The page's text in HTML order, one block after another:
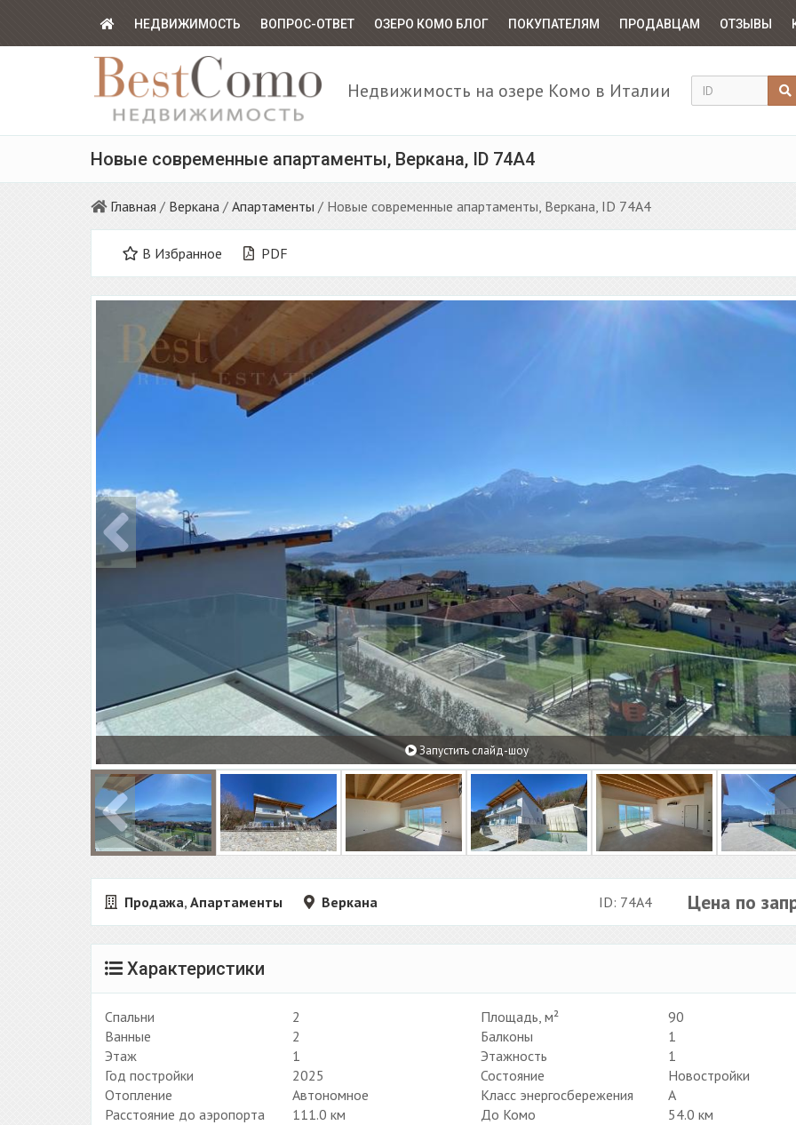
НЕДВИЖИМОСТЬ ВОПРОС-ОТВЕТ ОЗЕРО КОМО БЛОГ ПОКУПАТЕЛЯМ ПРОДАВЦАМ ОТЗЫВЫ
Недвижимость на озере Комо в Италии
Новые современные апартаменты, Веркана, ID 74A4
Главная / Веркана / Апартаменты / Новые современные апартаменты, Веркана, ID 74A4
В Избранное PDF
Запустить слайд-шоу
Продажа, Апартаменты Веркана Цена по
ID: 74A4
Характеристики
Спальни 2 Площадь, м²
90
Ванные
2 Балконы
1
Этаж
1 Этажность
1
Год постройки
2025 Состояние
Новостройки
Отопление
Автономное Класс энергосбережения
A
Расстояние до аэропорта
111.0 км До Комо
54.0 км